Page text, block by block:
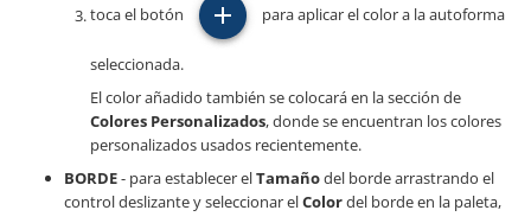
toca el botón para aplicar el color a la autoforma
seleccionada.
El color añadido también se colocará en la sección de
Colores Personalizados, donde se encuentran los colores
personalizados usados recientemente.
BORDE- para establecer elTamañodel borde arrastrando el
control deslizante y seleccionar elColordel borde en la paleta,